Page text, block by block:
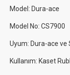
Model: Dura-ace
Model No: CS7900
Uyum: Dura-ace ve
Kullanım: Kaset